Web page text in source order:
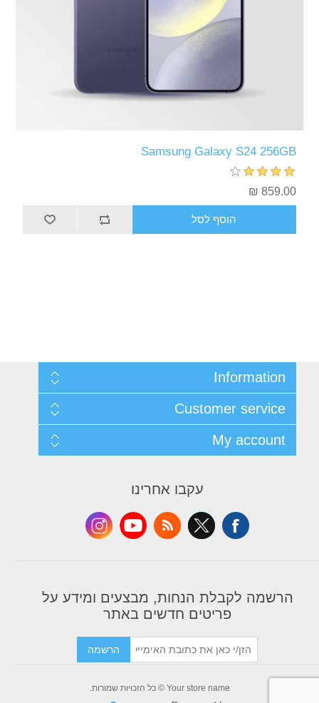
Samsung Galaxy S24 256GB
859.00 ₪
הוסף לסל
Information
Shipping & returns
Privacy notice
Conditions of Use
About us
Customer service
News
Compare products list
My account
Apply for vendor account
עקבו אחרינו
הרשמה לקבלת הנחות, מבצעים ומידע על
פריטים חדשים באתר
הרשמה
Your store name © כל הזכויות שמורות.